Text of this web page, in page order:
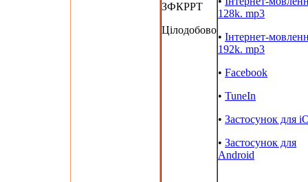
ЗФКРРТ
Цілодобово
128k. mp3
• Інтернет-
192k. mp3
• Facebook
• TuneIn
• Застосунок для
• Застосунок для
Android